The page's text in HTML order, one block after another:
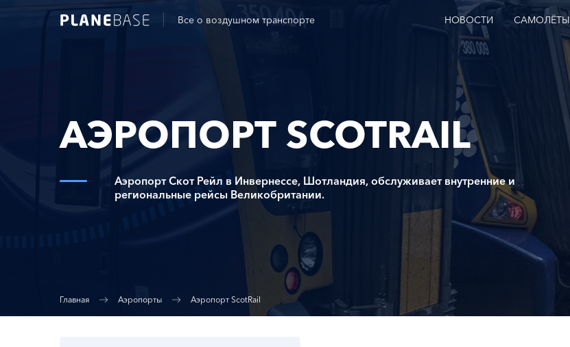
Все о воздушном транспорте НОВОСТИ САМОЛЁТЫ
АЭРОПОРТ SCOTRAIL
Аэропорт Скот Рейл в Инвернессе, Шотландия, обслуживает внутренние и
региональные рейсы Великобритании.
Главная Аэропорты Аэропорт ScotRail